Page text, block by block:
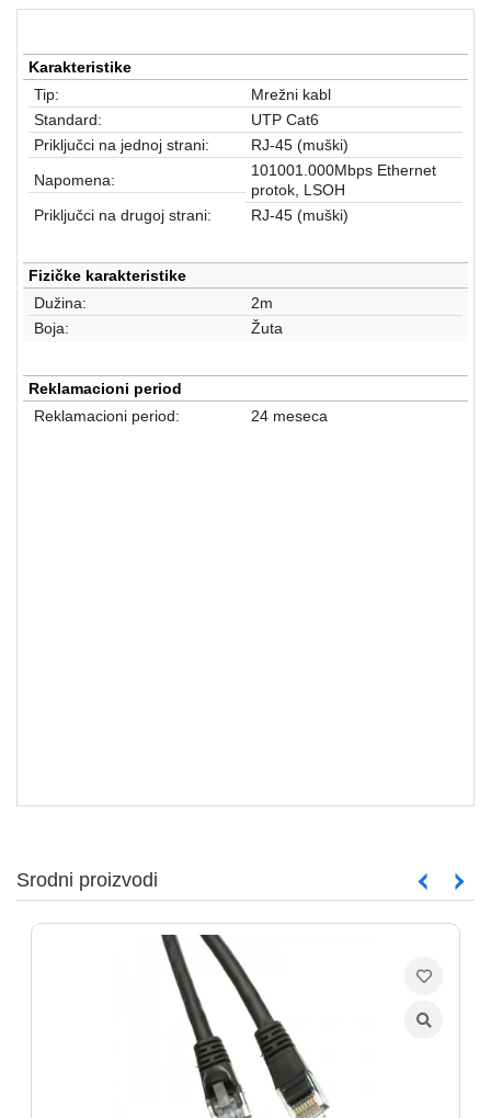
Kućni
aparati
Software
Sve
kategorije
Karakteristike
Tip:
Mrežni kabl
Standard:
UTP Cat6
Priključci na jednoj strani:
RJ-45 (muški)
Napomena:
101001.000Mbps Ethernet
protok, LSOH
Priključci na drugoj strani:
RJ-45 (muški)
Fizičke karakteristike
Dužina:
2m
Boja:
Žuta
Reklamacioni period
Reklamacioni period:
24 meseca
Srodni proizvodi